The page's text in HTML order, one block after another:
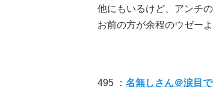
他にもいるけど、アンチ
お前の方が余程のウゼー
495 ： 名無しさん＠涙目で